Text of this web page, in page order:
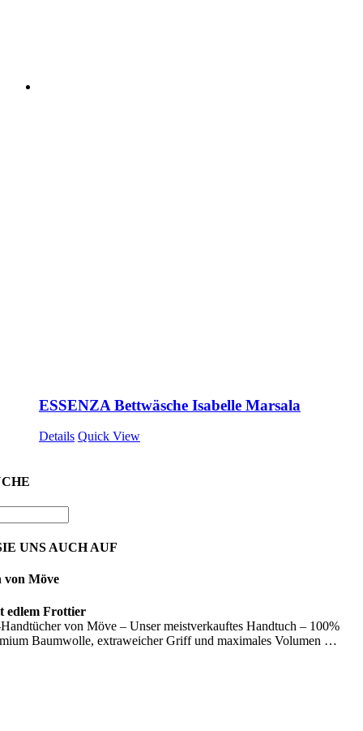
ESSENZA Bettwäsche Isabelle Marsala
Details Quick View
UNS AUCH AUF
von Möve
edlem Frottier
von Möve – Unser meistverkauftes Handtuch – 100%
Baumwolle, extraweicher Griff und maximales Volumen …